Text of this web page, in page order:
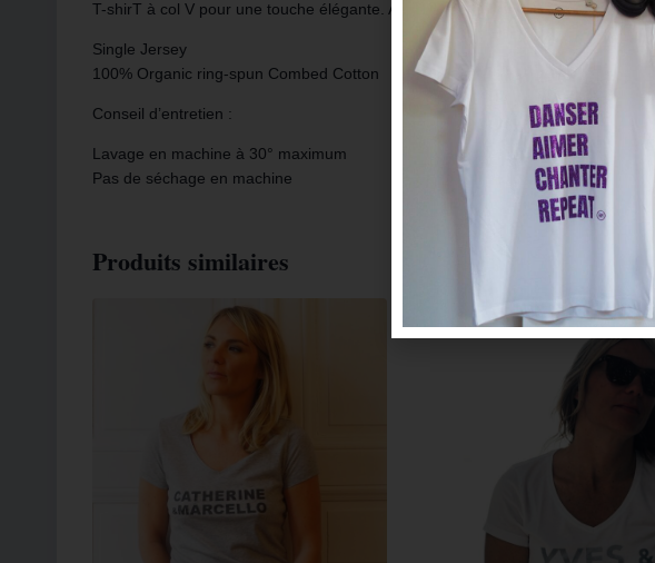
T-shirT à col V pour une touche élégante. Ajusté, il mettra en valeur la féminité
Single Jersey
100% Organic ring-spun Combed Cotton
Conseil d’entretien :
Lavage en machine à 30° maximum
Pas de séchage en machine
Produits similaires